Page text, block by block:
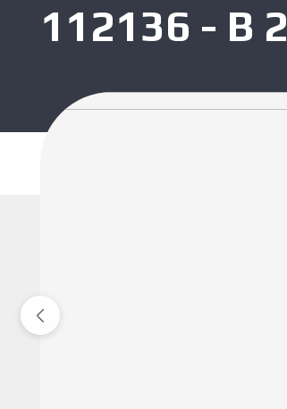
112136 - B